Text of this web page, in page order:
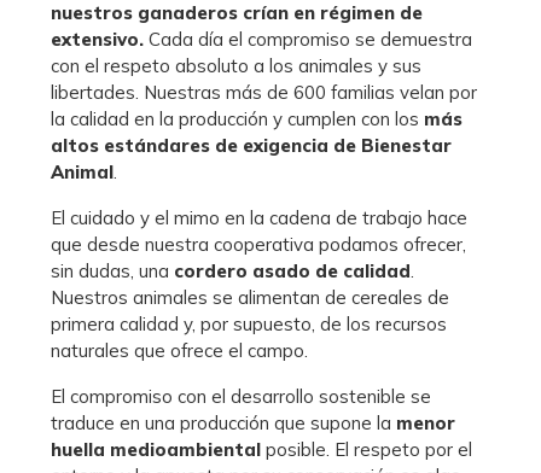
nuestros ganaderos crían en régimen de
extensivo. Cada día el compromiso se demuestra
con el respeto absoluto a los animales y sus
libertades. Nuestras más de 600 familias velan por
la calidad en la producción y cumplen con los más
altos estándares de exigencia de Bienestar
Animal.
El cuidado y el mimo en la cadena de trabajo hace
que desde nuestra cooperativa podamos ofrecer,
sin dudas, una cordero asado de calidad.
Nuestros animales se alimentan de cereales de
primera calidad y, por supuesto, de los recursos
naturales que ofrece el campo.
El compromiso con el desarrollo sostenible se
traduce en una producción que supone la menor
huella medioambiental posible. El respeto por el